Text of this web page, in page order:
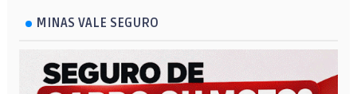
MINAS VALE SEGURO